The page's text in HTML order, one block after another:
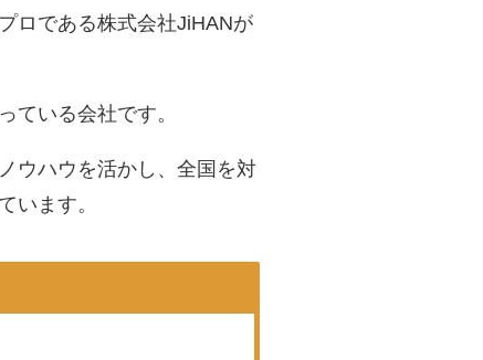
ロである株式会社JiHANが
ている会社です。
ウハウを活かし、全国を対
います。